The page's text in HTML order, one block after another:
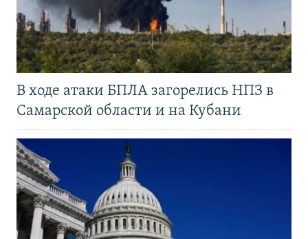
В ходе атаки БПЛА загорелись НПЗ в
Самарской области и на Кубани